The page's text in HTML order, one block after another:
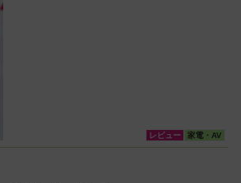
レビュー 家電・AV